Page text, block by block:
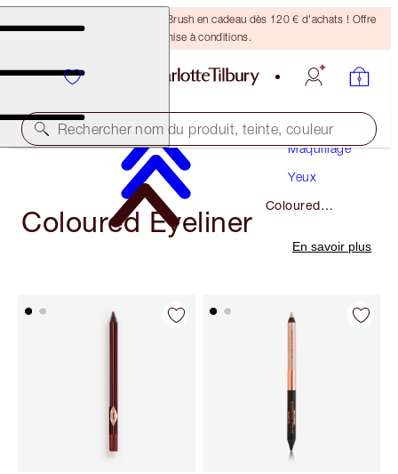
Recevez un pinceau Bronzing Brush en cadeau dès 120 € d'achats ! Offre
soumise à conditions.
Rechercher nom du produit, teinte, couleur
Maquillage
Yeux
Coloured
Coloured Eyeliner
En savoir plus